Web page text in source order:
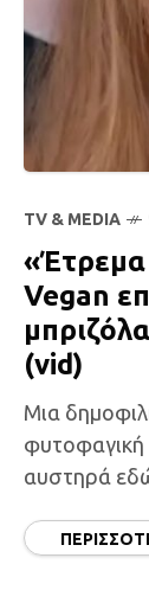
TV & MEDIA
«Έτρεμα
Vegan
(vid)
Μια
αυστηρά
πρώτη φορά